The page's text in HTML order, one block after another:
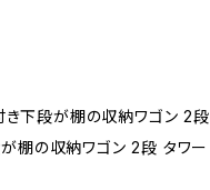
下段が棚の収納ワゴン 2段
棚の収納ワゴン 2段 タワー